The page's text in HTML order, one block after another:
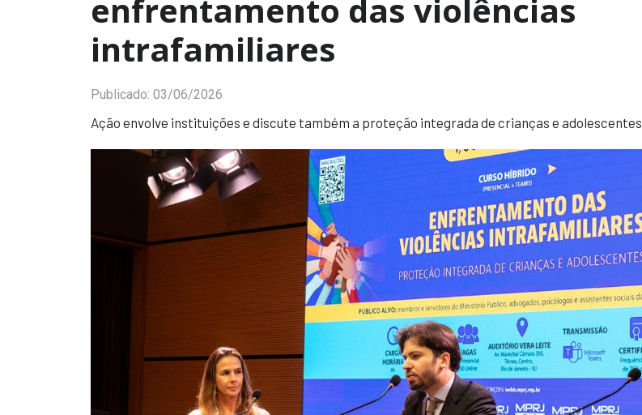
enfrentamento das violências
intrafamiliares
Publicado: 03/06/2026
Ação envolve instituições e discute também a proteção integrada de crianças e adolescentes